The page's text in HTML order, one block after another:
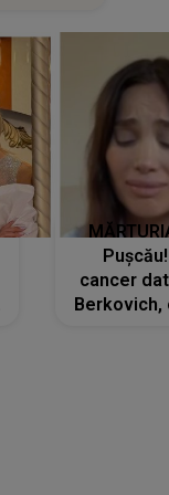
cancer
Berkovich,